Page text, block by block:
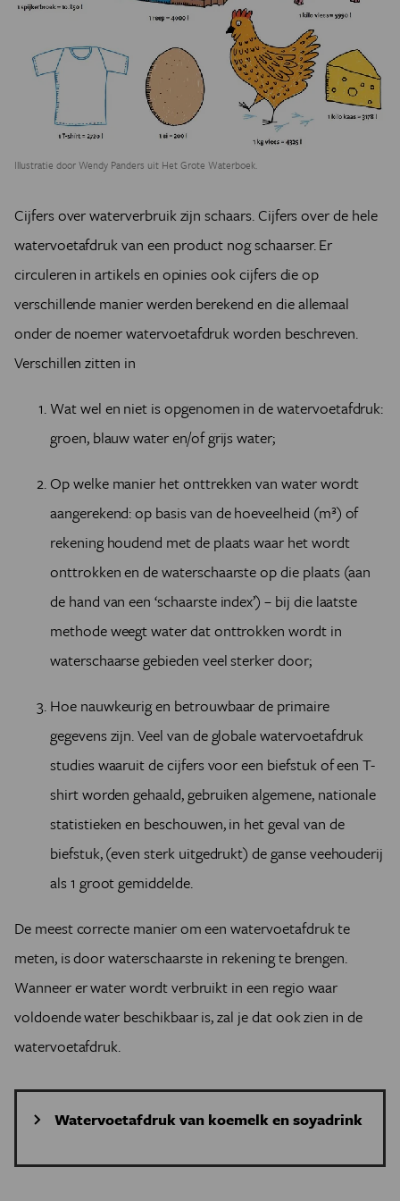
Illustratie door Wendy Panders uit Het Grote Waterboek.
Cijfers over waterverbruik zijn schaars. Cijfers over de hele
watervoetafdruk van een product nog schaarser. Er
circuleren in artikels en opinies ook cijfers die op
verschillende manier werden berekend en die allemaal
onder de noemer watervoetafdruk worden beschreven.
Verschillen zitten in
Wat wel en niet is opgenomen in de watervoetafdruk:
groen, blauw water en/of grijs water;
Op welke manier het onttrekken van water wordt
aangerekend: op basis van de hoeveelheid (m³) of
rekening houdend met de plaats waar het wordt
onttrokken en de waterschaarste op die plaats (aan
de hand van een ‘schaarste index’) – bij die laatste
methode weegt water dat onttrokken wordt in
waterschaarse gebieden veel sterker door;
Hoe nauwkeurig en betrouwbaar de primaire
gegevens zijn. Veel van de globale watervoetafdruk
studies waaruit de cijfers voor een biefstuk of een T-
shirt worden gehaald, gebruiken algemene, nationale
statistieken en beschouwen, in het geval van de
biefstuk, (even sterk uitgedrukt) de ganse veehouderij
als 1 groot gemiddelde.
De meest correcte manier om een watervoetafdruk te
meten, is door waterschaarste in rekening te brengen.
Wanneer er water wordt verbruikt in een regio waar
voldoende water beschikbaar is, zal je dat ook zien in de
watervoetafdruk.
Watervoetafdruk van koemelk en soyadrink
MELK: globaal gemiddelde van 628 L zoet